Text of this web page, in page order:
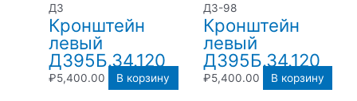
ДЗ
Кронштейн
левый
Д395Б.34.120
₽5,400.00 В корзину
ДЗ-98
Кронштейн
левый
Д395Б.34.120
₽5,400.00 В корзину